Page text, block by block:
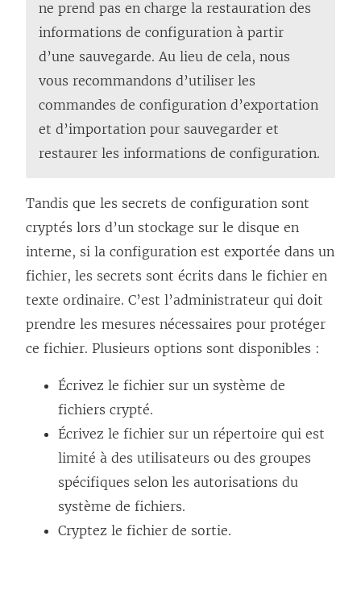
ne prend pas en charge la restauration des
informations de configuration à partir
d’une sauvegarde. Au lieu de cela, nous
vous recommandons d’utiliser les
commandes de configuration d’exportation
et d’importation pour sauvegarder et
restaurer les informations de configuration.
Tandis que les secrets de configuration sont
cryptés lors d’un stockage sur le disque en
interne, si la configuration est exportée dans un
fichier, les secrets sont écrits dans le fichier en
texte ordinaire. C’est l’administrateur qui doit
prendre les mesures nécessaires pour protéger
ce fichier. Plusieurs options sont disponibles :
Écrivez le fichier sur un système de
fichiers crypté.
Écrivez le fichier sur un répertoire qui est
limité à des utilisateurs ou des groupes
spécifiques selon les autorisations du
système de fichiers.
Cryptez le fichier de sortie.